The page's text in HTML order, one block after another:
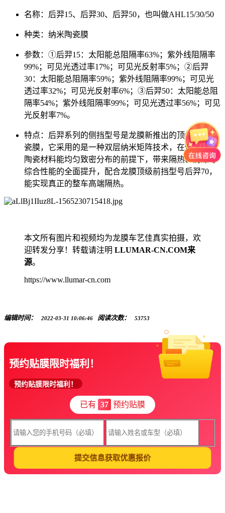
名称：后羿15、后羿30、后羿50，也叫做AHL15/30/50
种类：纳米陶瓷膜
参数：①后羿15：太阳能总阻隔率63%；紫外线阻隔率
99%；可见光透过率17%；可见光反射率5%；②后羿
30：太阳能总阻隔率59%；紫外线阻隔率99%；可见光
透过率32%；可见光反射率6%；③后羿50：太阳能总阻
隔率54%；紫外线阻隔率99%；可见光透过率56%；可见
光反射率7%。
特点：后羿系列的侧挡型号是龙膜新推出的顶级纳米陶
瓷膜，它采用的是一种双层纳米矩阵技术，在保证纳米
陶瓷材料能均匀致密分布的前提下，带来隔热、防爆等
综合性能的全面提升，配合龙膜顶级前挡型号后羿70，
能实现真正的整车高端隔热。
本文所有图片和视频均为龙膜车艺佳真实拍摄，欢
迎转发分享！转载请注明 LLUMAR-CN.COM来
源。
https://www.llumar-cn.com
编辑时间： 2022-03-31 10:06:46 阅读次数： 53753
预约贴膜限时福利！
预约贴膜限时福利！
已有 37 预约贴膜
提交信息获取优惠报价